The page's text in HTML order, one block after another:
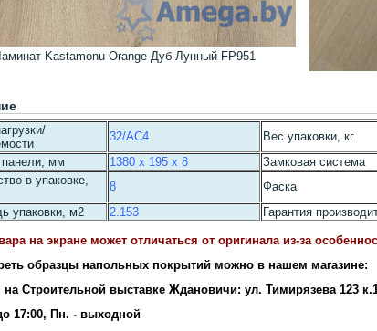
Kastamonu Orange Дуб Лунный FP951
32/AC4 Вес упаковки, кг
мм
1380 x 195 x 8 Замковая система
в упаковке,
8 Фаска
упаковки, м2
2.153 Гарантия
на экране может отличаться от оригинала из-за
образцы напольных покрытий можно в нашем магазине:
на Строительной выставке Ждановичи: ул. Тимирязева 123
17:00, Пн. - выходной